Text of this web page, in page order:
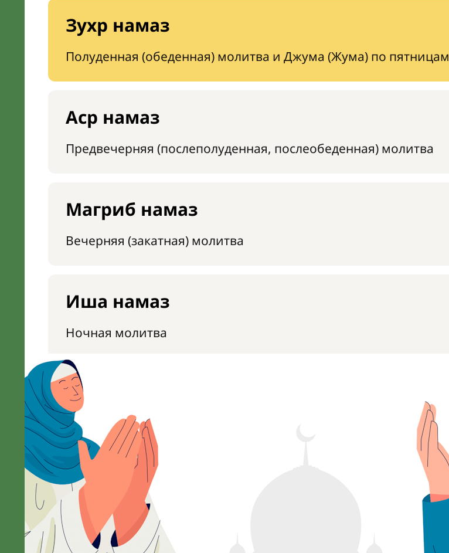
Зухр намаз
Полуденная (обеденная) молитва и Джума (Жума) по пятницам
Аср намаз
Предвечерняя (послеполуденная, послеобеденная) молитва
Магриб намаз
Вечерняя (закатная) молитва
Иша намаз
Ночная молитва